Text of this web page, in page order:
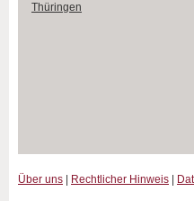
Thüringen
Über uns Rechtlicher Hinweis